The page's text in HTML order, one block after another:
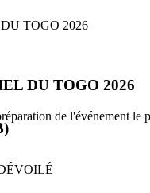
DU TOGO 2026
de l'événement le